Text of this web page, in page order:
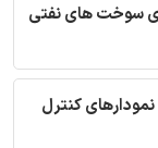
سوخت های نفتی
کنترل